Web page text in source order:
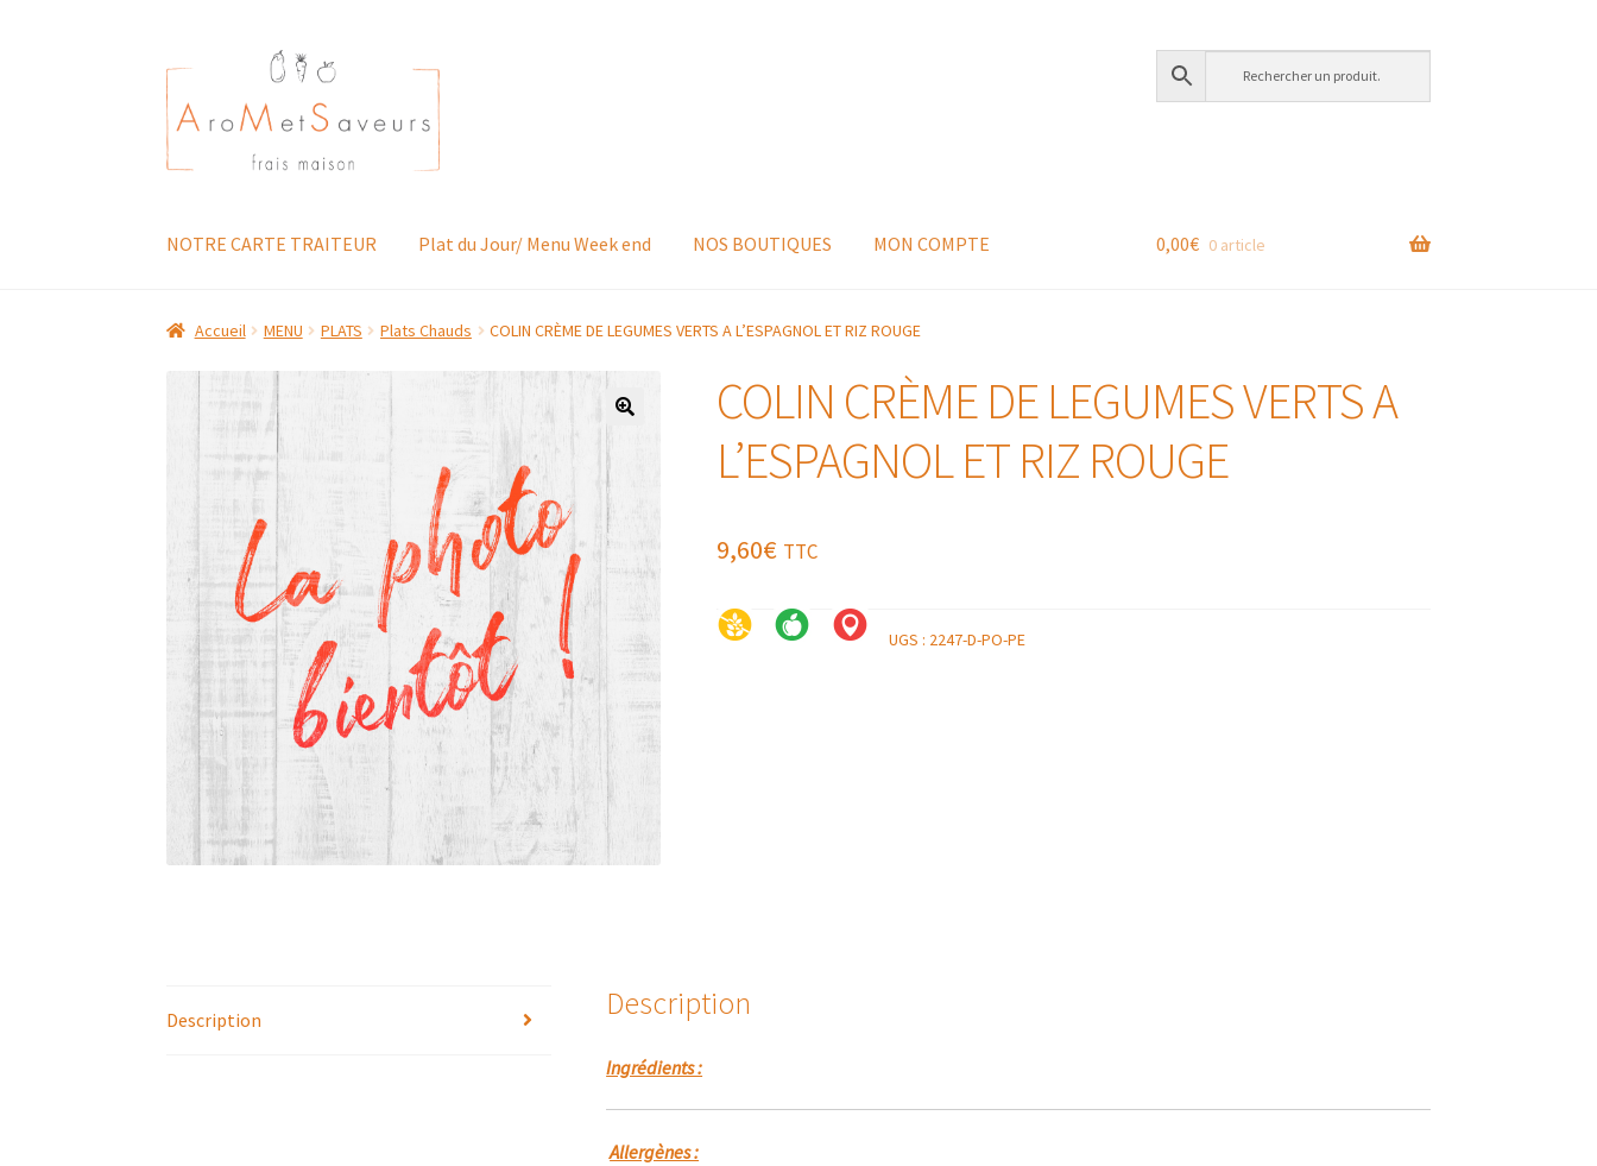
Aller
à
la
navigation
Aller
au
contenu
NOTRE CARTE TRAITEUR Plat du Jour/ Menu Week end NOS BOUTIQUES MON COMPTE 0,00€ 0 article
Accueil MENU PLATS Plats Chauds COLIN CRÈME DE LEGUMES VERTS A L’ESPAGNOL ET RIZ ROUGE
COLIN CRÈME DE LEGUMES VERTS A
L’ESPAGNOL ET RIZ ROUGE
9,60€ TTC
UGS : 2247-D-PO-PE
Description Description
Ingrédients :
Allergènes :